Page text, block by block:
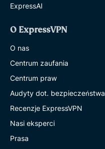
ExpressAI
O ExpressVPN
O nas
Centrum zaufania
Centrum praw
Audyty dot. bezpieczeństwa
Recenzje ExpressVPN
Nasi eksperci
Prasa